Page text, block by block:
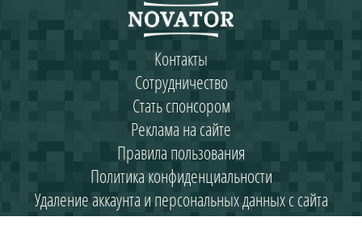
Контакты
Сотрудничество
Стать спонсором
Реклама на сайте
Правила пользования
Политика конфиденциальности
Удаление аккаунта и персональных данных с сайта
"На месте"